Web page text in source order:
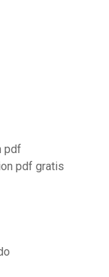
pdf
pdf gratis